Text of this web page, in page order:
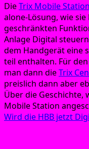
DieTrix Mobi­le
alo­ne-Lösung, wie
ge­schränk­ten
Anla­ge Digi­tal
dem Hand­ge­rät eine
teil ent­hal­ten. Für
man dann dieTrix
preis­lich dann aber
Über die Geschich­te,
Mobi­le Sta­ti­on
Wird die HBB jetzt